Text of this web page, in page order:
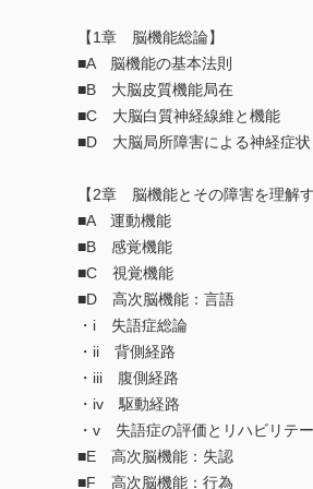
【1章 脳機能総論】
■A 脳機能の基本法則
■B 大脳皮質機能局在
■C 大脳白質神経線維と機能
■D 大脳局所障害による神経症状
【2章 脳機能とその障害を理解す
■A 運動機能
■B 感覚機能
■C 視覚機能
■D 高次脳機能：言語
・i 失語症総論
・ii 背側経路
・iii 腹側経路
・iv 駆動経路
・v 失語症の評価とリハビリテ
■E 高次脳機能：失認
■F 高次脳機能：行為